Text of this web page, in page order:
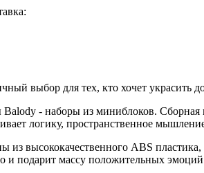
выбор для тех, кто хочет
- наборы из миниблоков.
логику, пространственное
из высококачественного ABS
и подарит массу положительных